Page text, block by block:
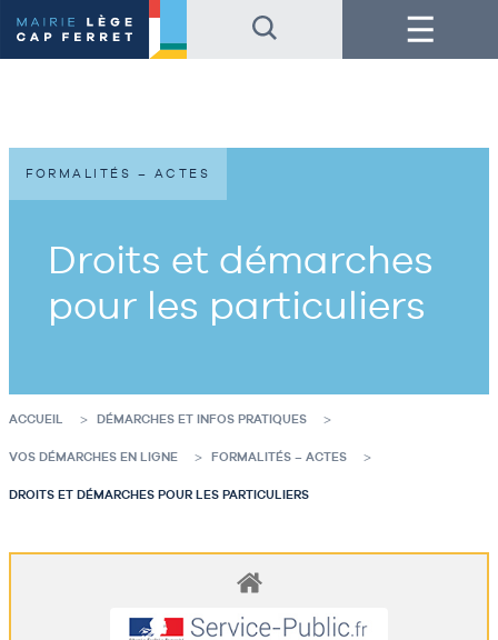
au
contenu
de
au
pied
de
Menu
Droits et démarches
pour les particuliers
FORMALITÉS – ACTES
ACCUEIL DÉMARCHES ET INFOS PRATIQUES
VOS DÉMARCHES EN LIGNE FORMALITÉS – ACTES
DROITS ET DÉMARCHES POUR LES PARTICULIERS